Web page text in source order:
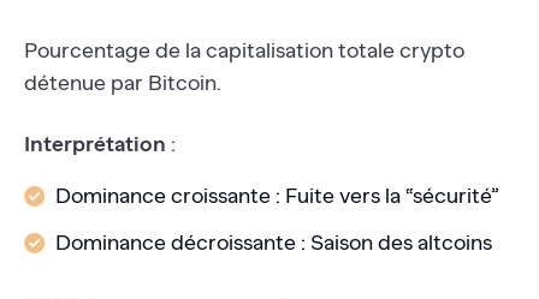
Pourcentage de la capitalisation totale crypto
détenue par Bitcoin.
Interprétation :
Dominance croissante : Fuite vers la “sécurité”
Dominance décroissante : Saison des altcoins